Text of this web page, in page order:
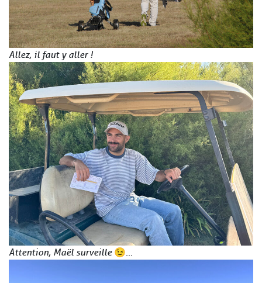
Allez, il faut y aller !
Attention, Maël surveille 😉…